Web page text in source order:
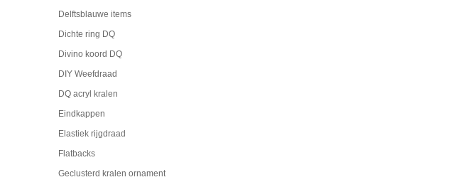
Delftsblauwe items
Dichte ring DQ
Divino koord DQ
DIY Weefdraad
DQ acryl kralen
Eindkappen
Elastiek rijgdraad
Flatbacks
Geclusterd kralen ornament